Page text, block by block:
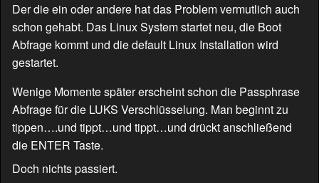
Der die ein oder andere hat das Problem vermutlich auch
schon gehabt. Das Linux System startet neu, die Boot
Abfrage kommt und die default Linux Installation wird
gestartet.
Wenige Momente später erscheint schon die Passphrase
Abfrage für die LUKS Verschlüsselung. Man beginnt zu
tippen….und tippt…und tippt…und drückt anschließend
die ENTER Taste.
Doch nichts passiert.